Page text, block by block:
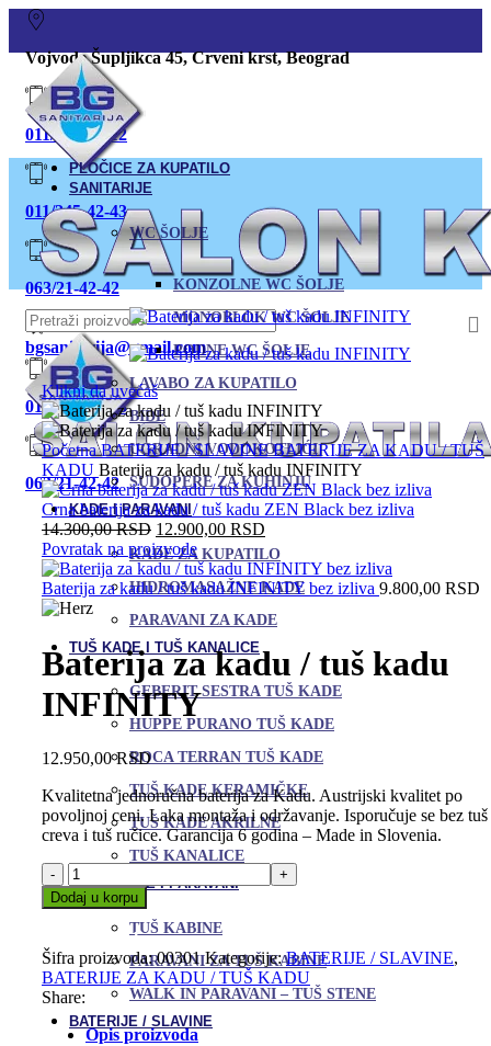
Vojvode Šupljikca 45, Crveni krst, Beograd
011/380-80-12
011/245-42-43
063/21-42-42
bgsanitarija@gmail.com
011 245-42-43
063/21-42-42
PLOČICE ZA KUPATILO
SANITARIJE
WC ŠOLJE
KONZOLNE WC ŠOLJE
MONOBLOK WC ŠOLJE
PODNE WC ŠOLJE
LAVABO ZA KUPATILO
BIDE
UGRADNI VODOKOTLIĆI
SUDOPERE ZA KUHINJU
KADE I PARAVANI
KADE ZA KUPATILO
HIDROMASAŽNE KADE
PARAVANI ZA KADE
TUŠ KADE I TUŠ KANALICE
GEBERIT SESTRA TUŠ KADE
HUPPE PURANO TUŠ KADE
ROCA TERRAN TUŠ KADE
TUŠ KADE KERAMIČKE
TUŠ KADE AKRILNE
TUŠ KANALICE
TUŠ KABINE I PARAVANI
TUŠ KABINE
PARAVANI ZA TUŠ KABINE
WALK IN PARAVANI – TUŠ STENE
BATERIJE / SLAVINE
Klikni da uvećaš
PočetnaBATERIJE / SLAVINEBATERIJE ZA KADU / TUŠ
KADU Baterija za kadu / tuš kadu INFINITY
Crna baterija za kadu / tuš kadu ZEN Black bez izliva
14.300,00RSD Originalna
cena
je
bila:
12.900,00 RSD
cena
je:
12.900,00 RSD.
Povratak na proizvode
Baterija za kadu / tuš kadu INFINITY bez izliva 9.800,00 RSD
Baterija za kadu / tuš kadu
INFINITY
12.950,00RSD
Kvalitetna jednoručna baterija za Kadu. Austrijski kvalitet po
povoljnoj ceni. Laka montaža i održavanje. Isporučuje se bez tuš
creva i tuš ručice. Garancija 6 godina – Made in Slovenia.
Baterija
za
kadu
kadu
INFINITY
količina
Dodaj u korpu
Dodaj u omiljene
Šifra proizvoda:00301Kategorije: BATERIJE / SLAVINE,
BATERIJE ZA KADU / TUŠ KADU
Share:
Opis proizvoda